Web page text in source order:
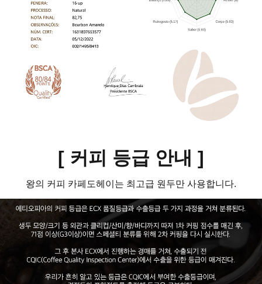
[ 커피 등급 안내 ]
왕의 커피 카페도헤이는 최고급 원두만 사용합니다.